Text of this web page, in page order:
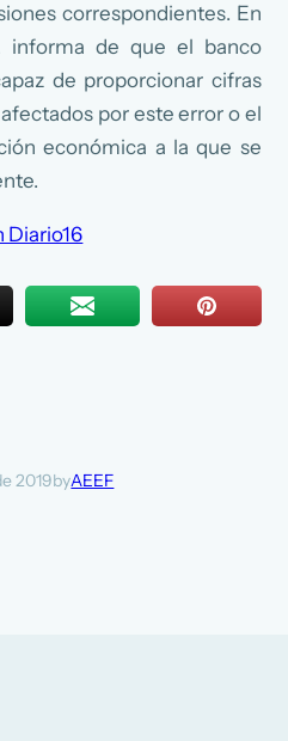
correspondientes. En
informa de que el banco
de proporcionar cifras
por este error o el
económica a la que se
Diario16
2019byAEEF